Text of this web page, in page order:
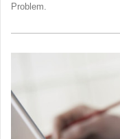
Problem.